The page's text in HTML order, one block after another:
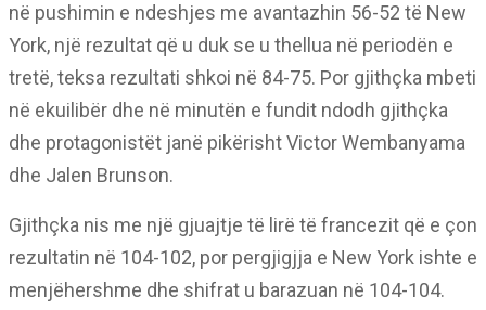
në pushimin e ndeshjes me avantazhin 56-52 të New
York, një rezultat që u duk se u thellua në periodën e
tretë, teksa rezultati shkoi në 84-75. Por gjithçka mbeti
në ekuilibër dhe në minutën e fundit ndodh gjithçka
dhe protagonistët janë pikërisht Victor Wembanyama
dhe Jalen Brunson.
Gjithçka nis me një gjuajtje të lirë të francezit që e çon
rezultatin në 104-102, por pergjigjja e New York ishte e
menjëhershme dhe shifrat u barazuan në 104-104.